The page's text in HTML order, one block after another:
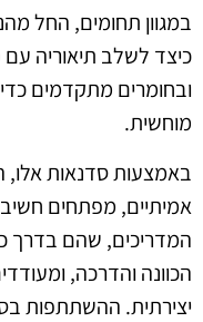
במגוון תחומים, החל
כיצד לשלב תיאוריה
ובחומרים מתקדמים
מוחשית.
באמצעות סדנאות אלו,
אמיתיים, מפתחים
המדריכים, שהם בדרך
הכוונה והדרכה,
יצירתית. ההשתתפות